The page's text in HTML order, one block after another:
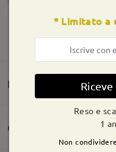
Domande e
Consegna
* Limitato a
Reso e
1
Non